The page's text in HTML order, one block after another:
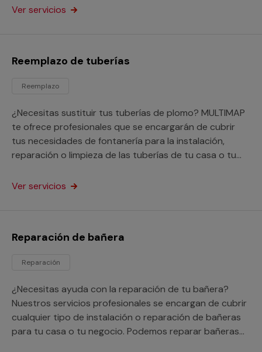
Ver servicios
Reemplazo de tuberías
Reemplazo
¿Necesitas sustituir tus tuberías de plomo? MULTIMAP
te ofrece profesionales que se encargarán de cubrir
tus necesidades de fontanería para la instalación,
reparación o limpieza de las tuberías de tu casa o tu
Ver servicios
Reparación de bañera
Reparación
¿Necesitas ayuda con la reparación de tu bañera?
Nuestros servicios profesionales se encargan de cubrir
cualquier tipo de instalación o reparación de bañeras
para tu casa o tu negocio. Podemos reparar bañeras